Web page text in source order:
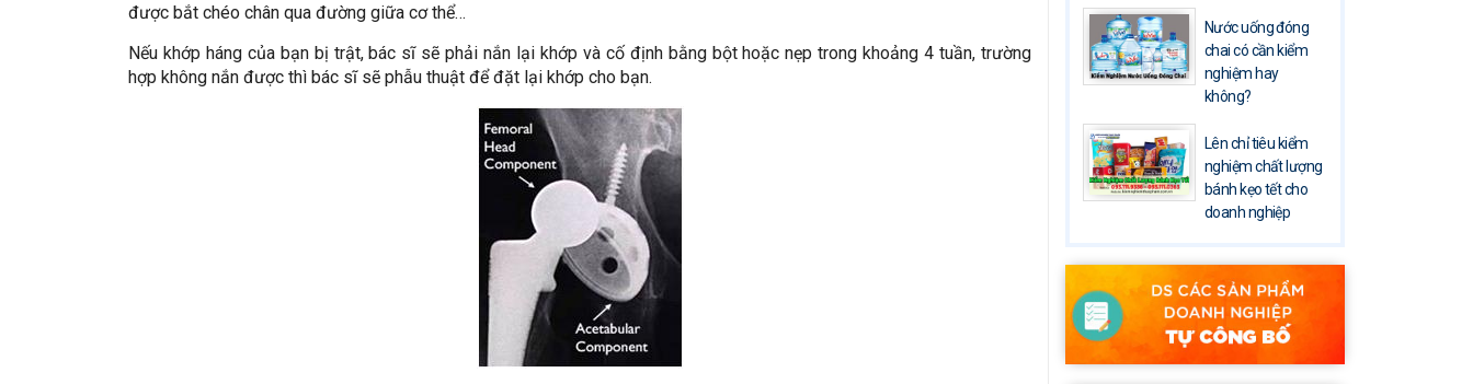
được bắt chéo chân qua đường giữa cơ thể…
Nếu khớp háng của bạn bị trật, bác sĩ sẽ phải nắn lại khớp và cố định bằng bột hoặc nẹp trong khoảng 4 tuần, trường
hợp không nắn được thì bác sĩ sẽ phẫu thuật để đặt lại khớp cho bạn.
Nước uống đóng
chai có cần kiểm
nghiệm hay
không?
Lên chỉ tiêu kiểm
nghiệm chất lượng
bánh kẹo tết cho
doanh nghiệp